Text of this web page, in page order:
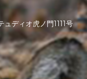
ディオ虎ノ門1111号